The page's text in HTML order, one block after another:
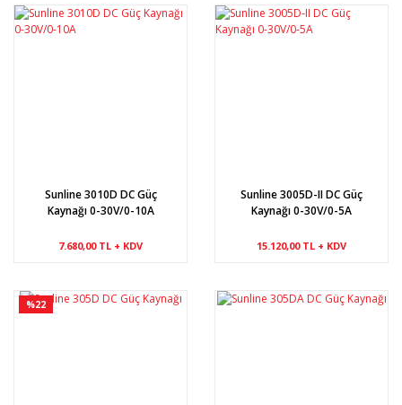
Sunline 3010D DC Güç
Kaynağı 0-30V/0-10A
7.680,00 TL + KDV
Sunline 3005D-II DC Güç
Kaynağı 0-30V/0-5A
15.120,00 TL + KDV
%22